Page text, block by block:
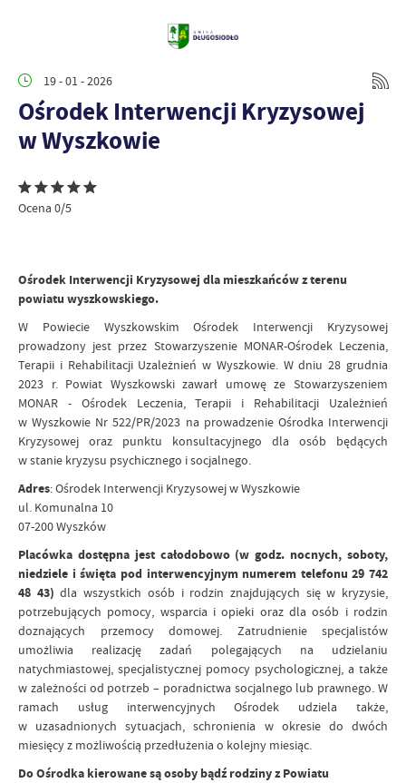
19 - 01 - 2026
Ośrodek Interwencji Kryzysowej
w Wyszkowie
Ocena 0/5
Ośrodek Interwencji Kryzysowej dla mieszkańców z terenu
powiatu wyszkowskiego.
W Powiecie Wyszkowskim Ośrodek Interwencji Kryzysowej
prowadzony jest przez Stowarzyszenie MONAR-Ośrodek Leczenia,
Terapii i Rehabilitacji Uzależnień w Wyszkowie. W dniu 28 grudnia
2023 r. Powiat Wyszkowski zawarł umowę ze Stowarzyszeniem
MONAR - Ośrodek Leczenia, Terapii i Rehabilitacji Uzależnień
w Wyszkowie Nr 522/PR/2023 na prowadzenie Ośrodka Interwencji
Kryzysowej oraz punktu konsultacyjnego dla osób będących
w stanie kryzysu psychicznego i socjalnego.
Adres: Ośrodek Interwencji Kryzysowej w Wyszkowie
ul. Komunalna 10
07-200 Wyszków
Placówka dostępna jest całodobowo (w godz. nocnych, soboty,
niedziele i święta pod interwencyjnym numerem telefonu 29 742
48 43)dla wszystkich osób i rodzin znajdujących się w kryzysie,
potrzebujących pomocy, wsparcia i opieki oraz dla osób i rodzin
doznających przemocy domowej. Zatrudnienie specjalistów
umożliwia realizację zadań polegających na udzielaniu
natychmiastowej, specjalistycznej pomocy psychologicznej, a także
w zależności od potrzeb – poradnictwa socjalnego lub prawnego. W
ramach usług interwencyjnych Ośrodek udziela także,
w uzasadnionych sytuacjach, schronienia w okresie do dwóch
miesięcy z możliwością przedłużenia o kolejny miesiąc.
Do Ośrodka kierowane są osoby bądź rodziny z Powiatu